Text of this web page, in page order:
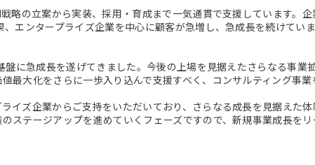
略の立案から実装、採用・育成まで一気通貫で支援しています。
エンタープライズ企業を中心に顧客が急増し、急成長を続けていま
盤に急成長を遂げてきました。今後の上場を見据えたさらなる事業
最大化をさらに一歩入り込んで支援すべく、コンサルティング事業
イズ企業からご支持をいただいており、さらなる成長を見据えた体
ステージアップを進めていくフェーズですので、新規事業成長を